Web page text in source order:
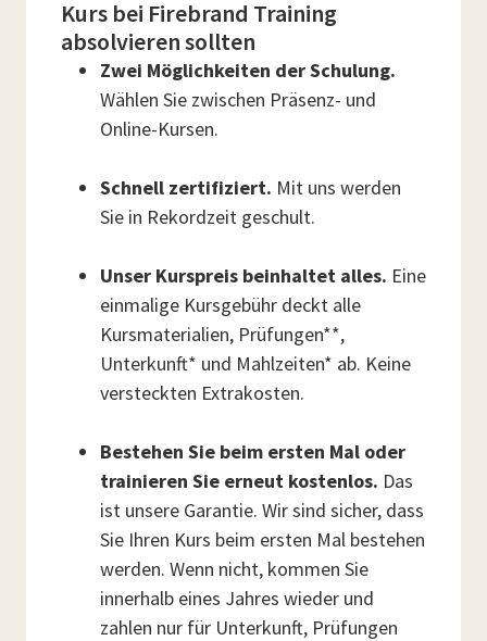
Kurs bei Firebrand Training
absolvieren sollten
Zwei Möglichkeiten der Schulung.
Wählen Sie zwischen Präsenz- und
Online-Kursen.
Schnell zertifiziert. Mit uns werden
Sie in Rekordzeit geschult.
Unser Kurspreis beinhaltet alles. Eine
einmalige Kursgebühr deckt alle
Kursmaterialien, Prüfungen**,
Unterkunft* und Mahlzeiten* ab. Keine
versteckten Extrakosten.
Bestehen Sie beim ersten Mal oder
trainieren Sie erneut kostenlos. Das
ist unsere Garantie. Wir sind sicher, dass
Sie Ihren Kurs beim ersten Mal bestehen
werden. Wenn nicht, kommen Sie
innerhalb eines Jahres wieder und
zahlen nur für Unterkunft, Prüfungen